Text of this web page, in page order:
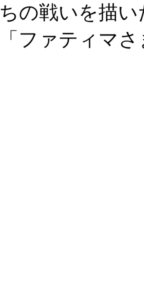
ちの戦いを描
「ファティマ